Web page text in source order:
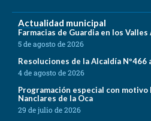
Actualidad municipal
Farmacias de Guardia en los
5 de agosto de 2026
Resoluciones de la Alcaldía Nº466
4 de agosto de 2026
Programación especial con motivo
Nanclares de la Oca
29 de julio de 2026